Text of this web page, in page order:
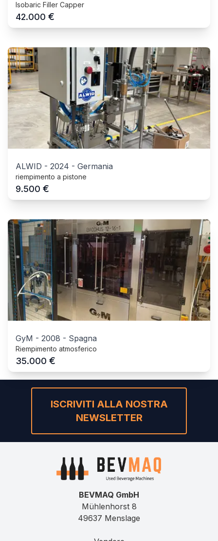
Isobaric Filler Capper
42.000 €
ALWID - 2024 - Germania
riempimento a pistone
9.500 €
GyM - 2008 - Spagna
Riempimento atmosferico
35.000 €
ISCRIVITI ALLA NOSTRA
NEWSLETTER
BEVMAQ GmbH
Mühlenhorst 8
49637 Menslage